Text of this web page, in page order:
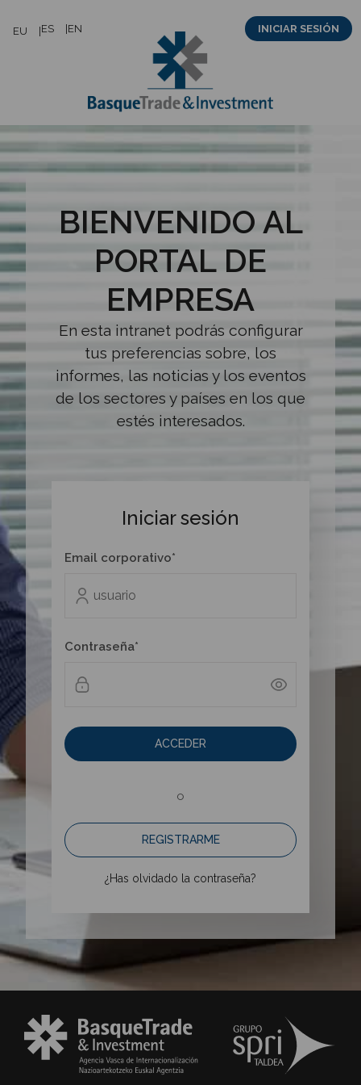
EU ES EN INICIAR SESIÓN
BIENVENIDO AL
PORTAL DE
EMPRESA
En esta intranet podrás configurar
tus preferencias sobre, los
informes, las noticias y los eventos
de los sectores y países en los que
estés interesados.
Iniciar sesión
Email corporativo*
Contraseña*
ACCEDER
o
REGISTRARME
¿Has olvidado la contraseña?